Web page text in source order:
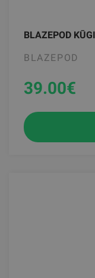
BLAZEPOD
BLAZEPOD
39.00€